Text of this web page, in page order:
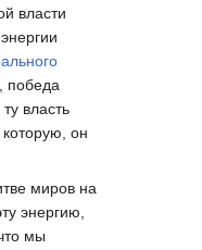
власти
победа
власть
которую, он
миров на
энергию,
мы